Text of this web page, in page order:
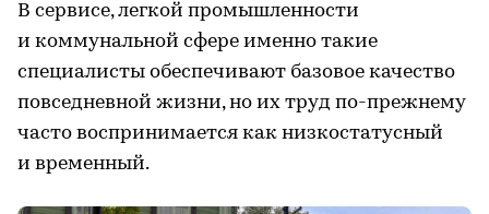
В сервисе, легкой промышленности
и коммунальной сфере именно такие
специалисты обеспечивают базовое качество
повседневной жизни, но их труд по-прежнему
часто воспринимается как низкостатусный
и временный.